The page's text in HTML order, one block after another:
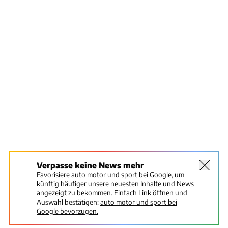
Verpasse keine News mehr
Favorisiere auto motor und sport bei Google, um
künftig häufiger unsere neuesten Inhalte und News
angezeigt zu bekommen. Einfach Link öffnen und
Auswahl bestätigen:auto motor und sport bei
Google bevorzugen.